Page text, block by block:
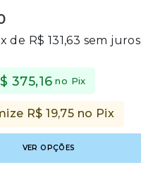
de R$ 131,63 sem juros
375,16 no Pix
R$19,75 no Pix
VER OPÇÕES